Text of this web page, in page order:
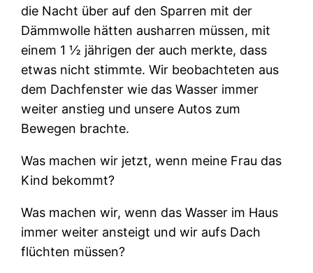
die Nacht über auf den Sparren mit der
Dämmwolle hätten ausharren müssen, mit
einem 1 ½ jährigen der auch merkte, dass
etwas nicht stimmte. Wir beobachteten aus
dem Dachfenster wie das Wasser immer
weiter anstieg und unsere Autos zum
Bewegen brachte.
Was machen wir jetzt, wenn meine Frau das
Kind bekommt?
Was machen wir, wenn das Wasser im Haus
immer weiter ansteigt und wir aufs Dach
flüchten müssen?